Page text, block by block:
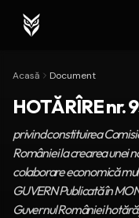
Acasă Document
HOTĂRÎRE nr.
privind constituirea
României la crearea unei
colaborare economică
GUVERN Publicată în
Guvernul României